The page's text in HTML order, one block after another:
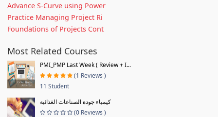
Advance S-Curve using Power
Practice Managing Project Ri
Foundations of Projects Cont
Most Related Courses
PMI_PMP Last Week ( Review + I...
(1 Reviews )
11 Student
كيمياء جودة الصناعات الغذائية
(0 Reviews )